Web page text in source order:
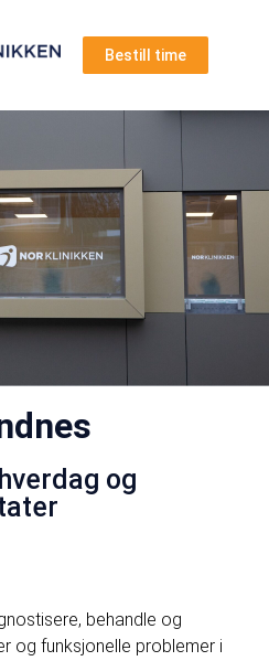
Bestill time
og
behandle og
og funksjonelle problemer i